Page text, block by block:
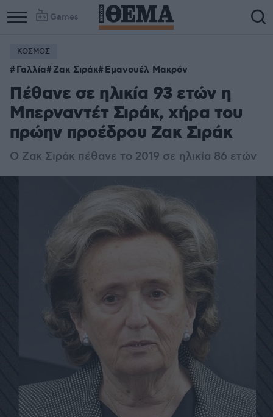
Games
ΚΟΣΜΟΣ
Γαλλία Ζακ Σιράκ Εμανουέλ Μακρόν
Πέθανε σε ηλικία 93 ετών η
Μπερναντέτ Σιράκ, χήρα του
πρώην προέδρου Ζακ Σιράκ
Ο Ζακ Σιράκ πέθανε το 2019 σε ηλικία 86 ετών